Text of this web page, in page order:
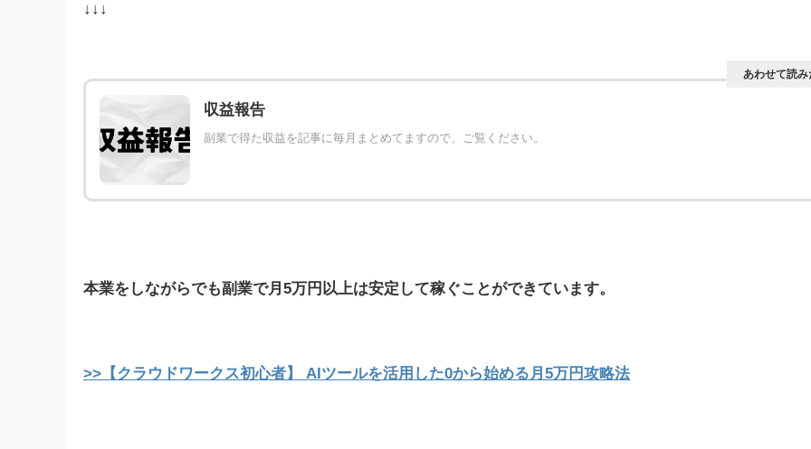
↓↓↓
収益報告
副業で得た収益を記事に毎月まとめてますので、ご覧ください。
あわせて読み
本業をしながらでも副業で月5万円以上は安定して稼ぐことができています。
>>【クラウドワークス初心者】 AIツールを活用した0から始める月5万円攻略法